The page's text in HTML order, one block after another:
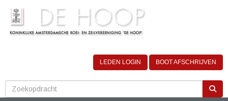
LEDEN LOGIN BOOT AFSCHRIJVEN